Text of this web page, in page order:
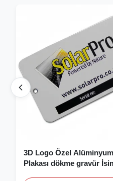
3D Logo Özel
Plakası dökme gravür